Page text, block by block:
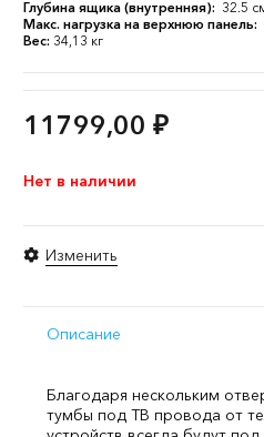
Глубина ящика (внутренняя): 32.5
Макс. нагрузка на верхнюю панель:
Вес: 34,13 кг
11799,00 ₽
Нет в наличии
Изменить
Описание
Благодаря нескольким
тумбы под ТВ провода от